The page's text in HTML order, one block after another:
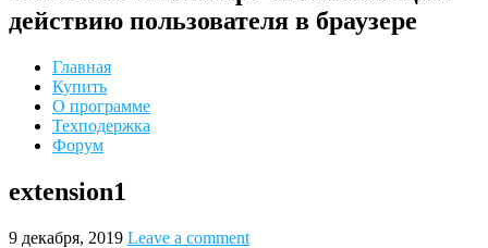
действию пользователя в браузере
Главная
Купить
О программе
Техподержка
Форум
extension1
9 декабря, 2019 Leave a comment